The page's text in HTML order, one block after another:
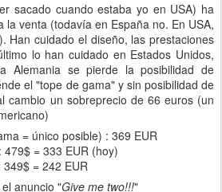
sacado cuando estaba yo en USA) ha
la venta (todavía en España no. En USA,
Han cuidado el diseño, las prestaciones
lo han cuidado en Estados Unidos,
Alemania se pierde la posibilidad de
el "tope de gama" y sin posibilidad de
cambio un sobreprecio de 66 euros (un
= único posible) : 369 EUR
= 333 EUR (hoy)
= 242 EUR
anuncio "Give me two!!!"